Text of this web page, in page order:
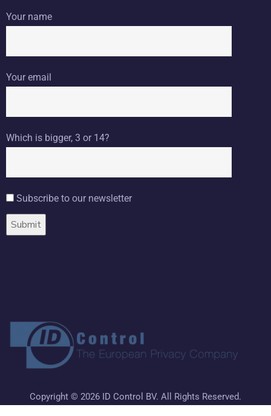
Your name
Your email
Which is bigger, 3 or 14?
Subscribe to our newsletter
Copyright © 2026 ID Control BV. All Rights Reserved.